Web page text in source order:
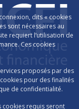
dits « cookies
sont nécessaires au
requiert l’utilisation de
Ces cookies
proposés par des
pour des finalités
de confidentialité.
cookies requis seront